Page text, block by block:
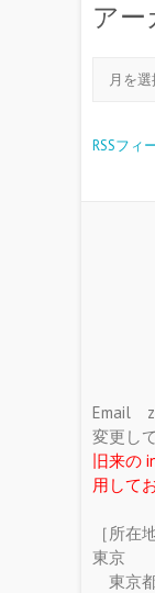
アー
RSSフィ
Email
変更し
旧来の
用して
［所在
東京
東京